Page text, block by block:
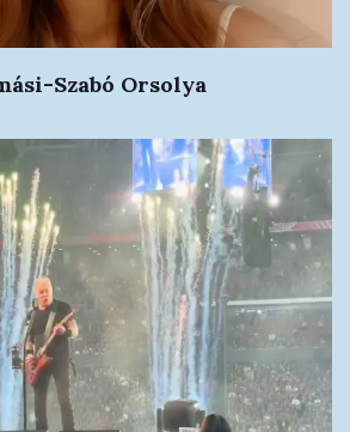
Szabó Orsolya